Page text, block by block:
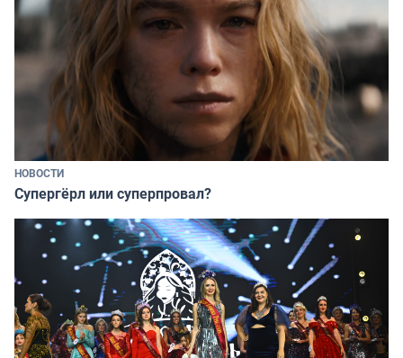
НОВОСТИ
Супергёрл или суперпровал?